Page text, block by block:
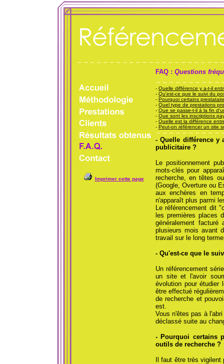
FAQ : Questions
Imprimer cette page
- Quelle différence y a-t-il
- Qu'est-ce que le suivi du
- Pourquoi certains
- Quel type de prestations
- Que se passe-t-il à la fin
- Que sont les inscriptions
- Quelle est la différence
- Peut-on référencer un site
- Quelle différence y
publicitaire ?
Le positionnement
mots-clés pour
recherche, en têtes
(Google, Overture ou
aux enchères en
n'apparaît plus parmi
Le référencement dit
les premières places
généralement
plusieurs mois avant
travail sur le long
- Qu'est-ce que le
Un référencement
un site et l'avoir
évolution pour étudier
être effectué
de recherche et
est.
Vous n'êtes pas à
déclassé suite au
- Pourquoi certains
outils de recherche ?
Il faut être très